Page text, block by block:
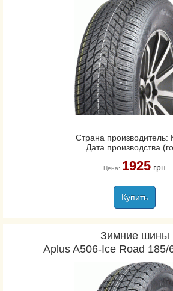
Страна производитель:
Дата производства
Цена: 1925грн
Купить
Зимние шины
Aplus A506-Ice Road 185/